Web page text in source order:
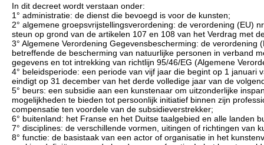
In dit decreet wordt verstaan onder:
1° administratie: de dienst die bevoegd is voor de kunsten;
2° algemene groepsvrijstellingsverordening: de verordening (EU)
steun op grond van de artikelen 107 en 108 van het Verdrag met
3° Algemene Verordening Gegevensbescherming: de
betreffende de bescherming van natuurlijke personen in verband
gegevens en tot intrekking van richtlijn 95/46/EG (Algemene
4° beleidsperiode: een periode van vijf jaar die begint op 1
eindigt op 31 december van het derde volledige jaar van de
5° beurs: een subsidie aan een kunstenaar om uitzonderlijke
mogelijkheden te bieden tot persoonlijk initiatief binnen zijn
compensatie ten voordele van de subsidieverstrekker;
6° buitenland: het Franse en het Duitse taalgebied en alle landen
7° disciplines: de verschillende vormen, uitingen of richtingen van
8° functie: de basistaak van een actor of organisatie in het